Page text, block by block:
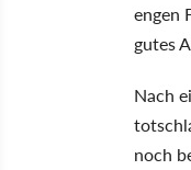
engen
gutes
Nach
noch